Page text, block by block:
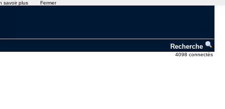
Recherche
4098 connectés
savoir plus Fermer